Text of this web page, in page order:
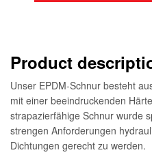
Product
Unser EPDM-Schnur besteht
mit einer beeindruckenden
strapazierfähige Schnur wurde
strengen Anforderungen
Dichtungen gerecht zu werden.